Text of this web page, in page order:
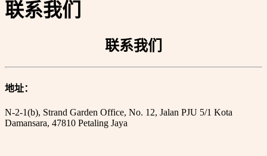
联系我们
联系我们
地址：
N-2-1(b), Strand Garden Office, No. 12, Jalan PJU 5/1 Kota
Damansara, 47810 Petaling Jaya